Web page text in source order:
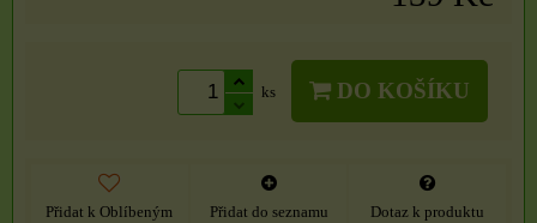
ks DO KOŠÍKU
Přidat k Oblíbeným Přidat do seznamu Dotaz k produktu